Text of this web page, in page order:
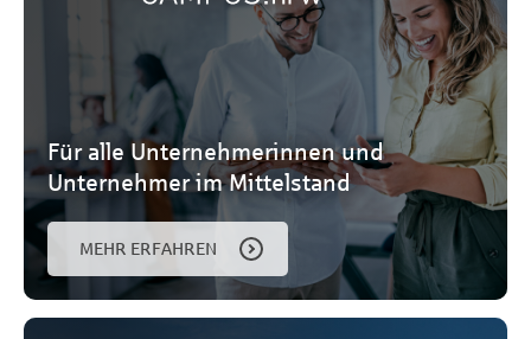
Für alle Unternehmerinnen und
Unternehmer im Mittelstand
MEHR ERFAHREN